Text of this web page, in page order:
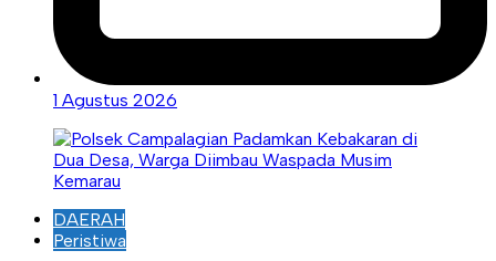
1 Agustus 2026
DAERAH
Peristiwa